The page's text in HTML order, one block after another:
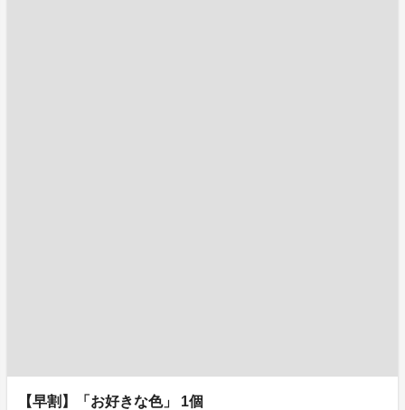
【早割】「お好きな色」 1個